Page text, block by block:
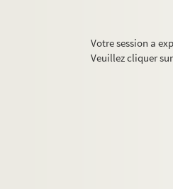
Votre session a
Veuillez cliquer